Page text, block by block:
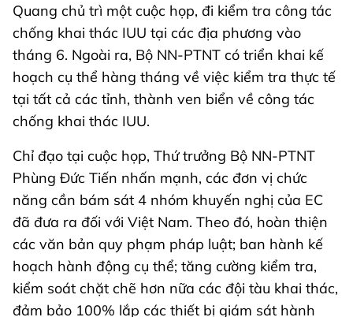
Quang chủ trì một cuộc họp, đi kiểm tra công tác
chống khai thác IUU tại các địa phương vào
tháng 6. Ngoài ra, Bộ NN-PTNT có triển khai kế
hoạch cụ thể hàng tháng về việc kiểm tra thực tế
tại tất cả các tỉnh, thành ven biển về công tác
chống khai thác IUU.
Chỉ đạo tại cuộc họp, Thứ trưởng Bộ NN-PTNT
Phùng Đức Tiến nhấn mạnh, các đơn vị chức
năng cần bám sát 4 nhóm khuyến nghị của EC
đã đưa ra đối với Việt Nam. Theo đó, hoàn thiện
các văn bản quy phạm pháp luật; ban hành kế
hoạch hành động cụ thể; tăng cường kiểm tra,
kiểm soát chặt chẽ hơn nữa các đội tàu khai thác,
đảm bảo 100% lắp các thiết bị giám sát hành